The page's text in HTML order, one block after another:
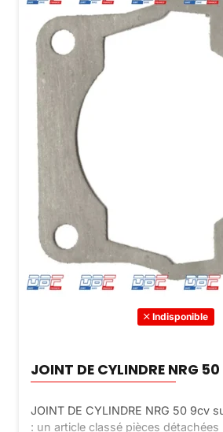
Indisponible
JOINT DE CYLINDRE NRG
JOINT DE CYLINDRE NRG 50 9cv
: un article classé pièces